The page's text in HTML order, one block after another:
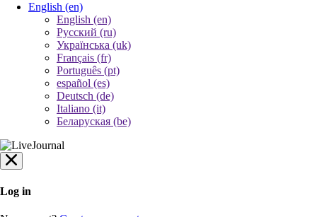
English (en)
English (en)
Русский (ru)
Українська (uk)
Français (fr)
Português (pt)
español (es)
Deutsch (de)
Italiano (it)
Беларуская (be)
Log in